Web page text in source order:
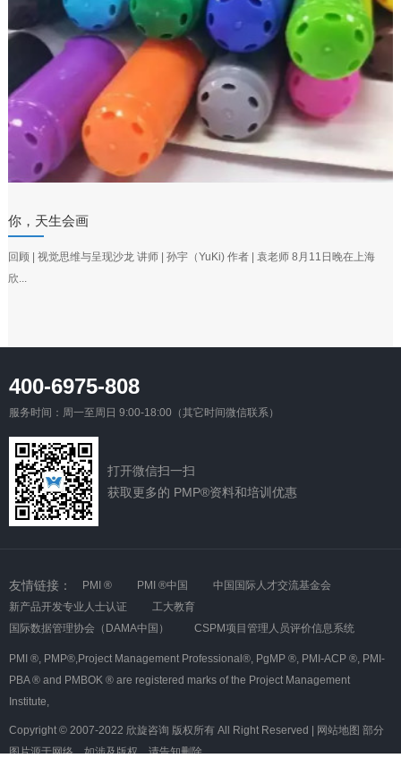
你，天生会画
回顾 | 视觉思维与呈现沙龙 讲师 | 孙宇（YuKi) 作者 | 袁老师 8月11日晚在上海
欣...
400-6975-808
服务时间：周一至周日 9:00-18:00（其它时间微信联系）
打开微信扫一扫
获取更多的 PMP®资料和培训优惠
友情链接： PMI ® PMI ®中国
中国国际人才交流基金会
新产品开发专业人士认证
工大教育
国际数据管理协会（DAMA中国）
CSPM项目管理人员评价信息系统
PMI ®, PMP®,Project Management Professional®, PgMP ®, PMI-ACP ®, PMI-
PBA ® and PMBOK ® are registered marks of the Project Management
Institute,
Copyright © 2007-2022 欣旋咨询 版权所有 All Right Reserved | 网站地图 部分
图片源于网络，如涉及版权，请告知删除